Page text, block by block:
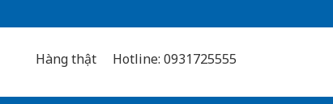
Hàng thật Hotline: 0931725555